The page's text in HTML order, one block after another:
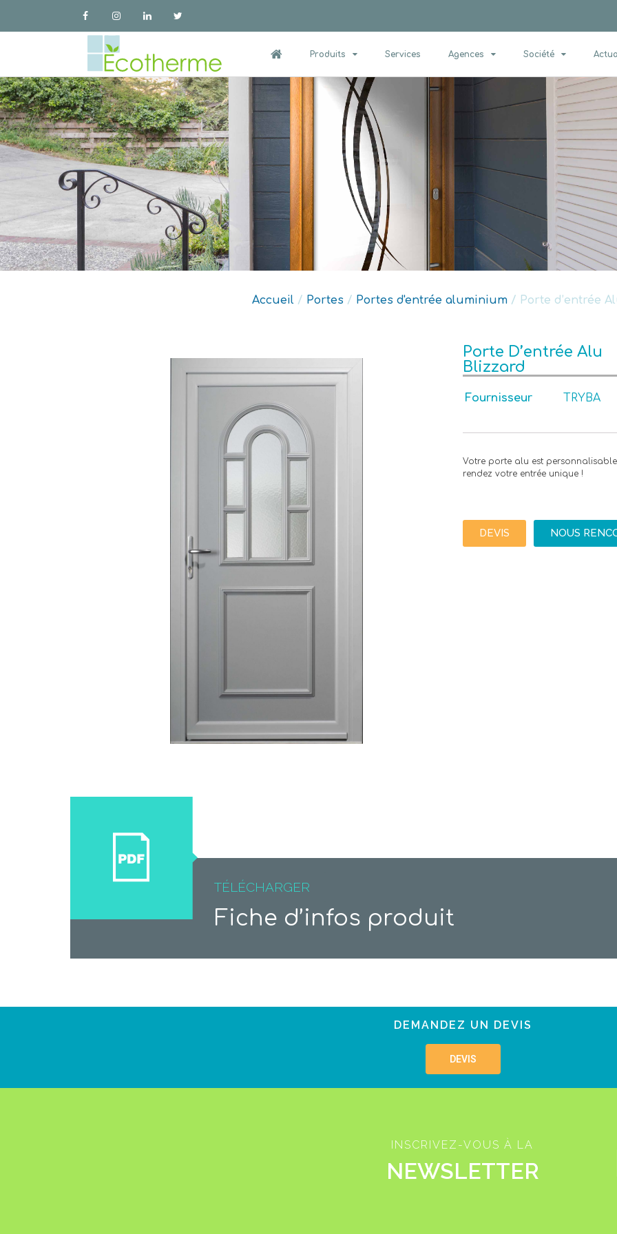
Produits Services Agences Société
Accueil / Portes / Portes d'entrée aluminium / Porte d’entrée
Porte D’entrée Alu
Blizzard
Fournisseur TRYBA
Votre porte alu est
rendez votre entrée unique !
DEVIS NOUS
TÉLÉCHARGER
Fiche d’infos produit
DEMANDEZ UN DEVIS
DEVIS
INSCRIVEZ-VOUS À LA
NEWSLETTER